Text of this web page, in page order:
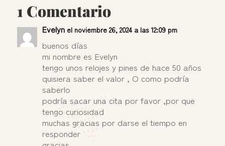
1 Comentario
Evelyn el noviembre 26, 2024 a las 12:09 pm
buenos días
mi nombre es Evelyn
tengo unos relojes y pines de hace 50 años
quisiera saber el valor , O como podría
saberlo
podría sacar una cita por favor ,por que
tengo curiosidad
muchas gracias por darse el tiempo en
responder